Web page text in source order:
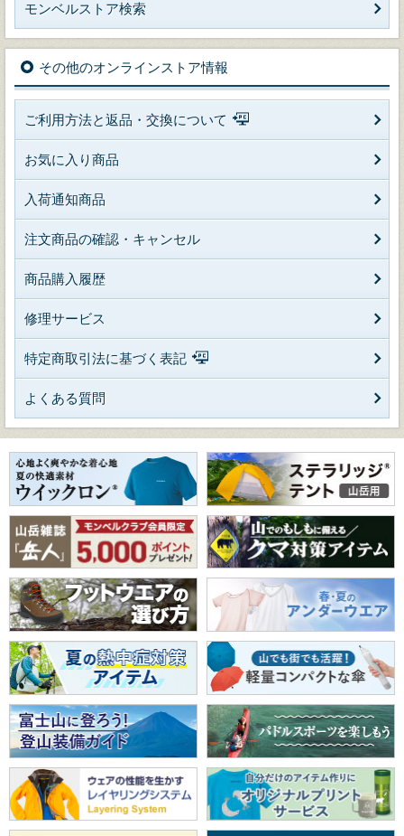
モンベルストア検索
その他のオンラインストア情報
ご利用方法と返品・交換について
お気に入り商品
入荷通知商品
注文商品の確認・キャンセル
商品購入履歴
修理サービス
特定商取引法に基づく表記
よくある質問